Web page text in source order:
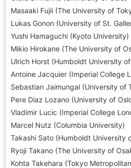
Masaaki Fujii (The University of
Lukas Gonon (University of St.
Yushi Hamaguchi (Kyoto University)
Mikio Hirokane (The University of
Ulrich Horst (Humboldt University
Antoine Jacquier (Imperial College
Sebastian Jaimungal (University of
Pere Diaz Lozano (University of
Vladimir Lucic (Imperial College
Marcel Nutz (Columbia University)
Takashi Sato (Humboldt University
Ryoji Takano (The University of
Kohta Takehara (Tokyo